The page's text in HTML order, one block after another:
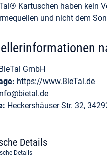
Kartuschen haben kein
und nicht dem
GmbH
https://www.BieTal.de
Heckershäuser Str. 32,
Details
Details